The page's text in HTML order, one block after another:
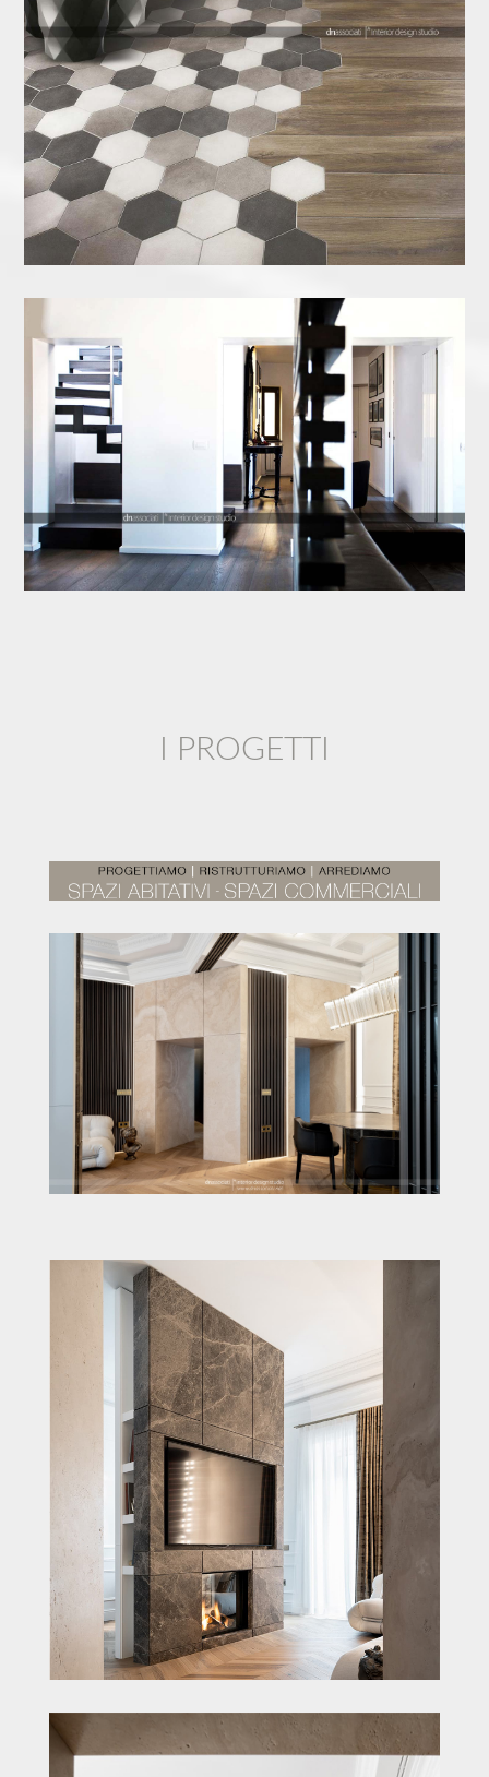
I PROGETTI